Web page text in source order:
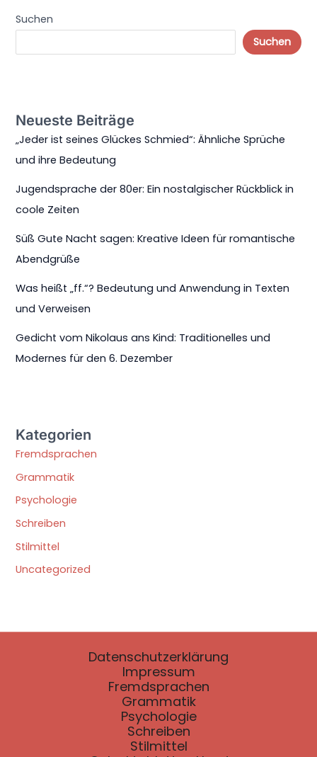
Suchen
Suchen
Neueste Beiträge
„Jeder ist seines Glückes Schmied“: Ähnliche Sprüche
und ihre Bedeutung
Jugendsprache der 80er: Ein nostalgischer Rückblick in
coole Zeiten
Süß Gute Nacht sagen: Kreative Ideen für romantische
Abendgrüße
Was heißt „ff.“? Bedeutung und Anwendung in Texten
und Verweisen
Gedicht vom Nikolaus ans Kind: Traditionelles und
Modernes für den 6. Dezember
Kategorien
Fremdsprachen
Grammatik
Psychologie
Schreiben
Stilmittel
Uncategorized
Datenschutzerklärung
Impressum
Fremdsprachen
Grammatik
Psychologie
Schreiben
Stilmittel